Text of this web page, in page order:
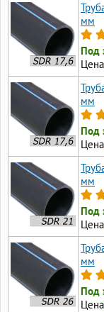
мм
Под
мм
Под
мм
Под
мм
Под